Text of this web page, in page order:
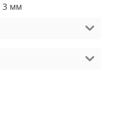
3 мм